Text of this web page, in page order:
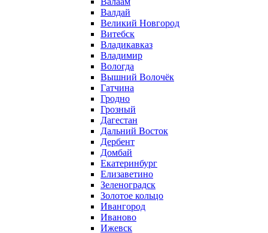
Валдай
Великий Новгород
Витебск
Владикавказ
Владимир
Вологда
Вышний Волочёк
Гатчина
Гродно
Грозный
Дагестан
Дальний Восток
Дербент
Домбай
Екатеринбург
Елизаветино
Зеленоградск
Золотое кольцо
Ивангород
Иваново
Ижевск